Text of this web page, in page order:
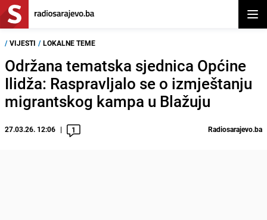
/ VIJESTI / LOKALNE TEME
Održana tematska sjednica Općine
Ilidža: Raspravljalo se o izmještanju
migrantskog kampa u Blažuju
27.03.26. 12:06 1 Radiosarajevo.ba